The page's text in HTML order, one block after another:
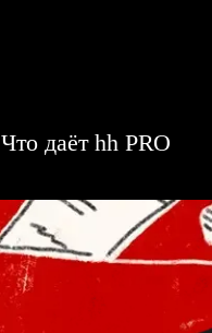
Что даёт hh PRO